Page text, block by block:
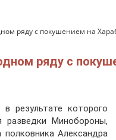
ряду с покушением на
ряду с
результате которого
разведки Минобороны,
Александра